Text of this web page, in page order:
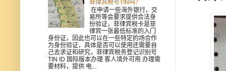
菲律宾税号TIN吗？
在申请一些海外银行，交
易所等会要求提供合法身
份验证，菲律宾税卡是菲
律宾一张最低标准的入门
身份证，因此也可以在一些特定的场合作
为身份验证，具体是否可以使用还需要自
己去求证和研究，菲律宾税务登记识别号
TIN ID 国际版本办理 客人境外可用 办理需
要材料，提供 电...